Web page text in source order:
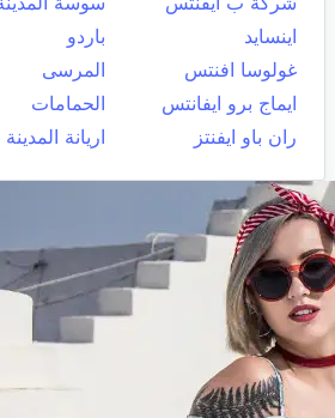
اينسايد
باردو
غولوسا افنتس
المرسى
ايماج برو ايفانتس
الحمامات
ران باو ايفنتز
اريانة المدينة